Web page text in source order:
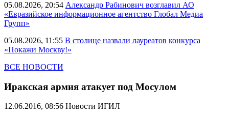
05.08.2026, 20:54 Александр Рабинович возглавил АО
«Евразийское информационное агентство Глобал Медиа
Групп»
05.08.2026, 11:55 В столице назвали лауреатов конкурса
«Покажи Москву!»
ВСЕ НОВОСТИ
Иракская армия атакует под Мосулом
12.06.2016, 08:56 Новости ИГИЛ